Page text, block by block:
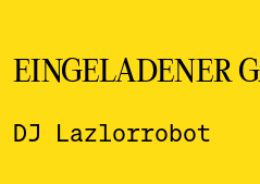
EINGELADENER
DJ Lazlorrobot